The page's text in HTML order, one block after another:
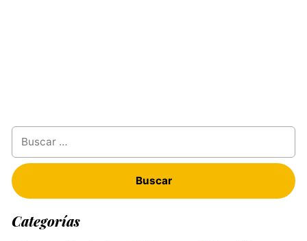
Buscar:
Categorías